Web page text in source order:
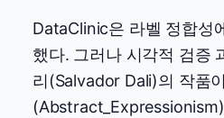
DataClinic은 라벨 정합성
했다. 그러나 시각적 검증
리(Salvador Dali)의 작품